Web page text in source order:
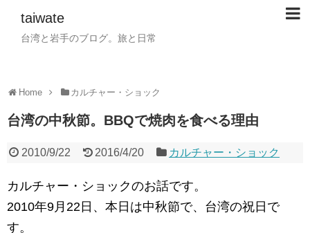
taiwate
台湾と岩手のブログ。旅と日常
Home カルチャー・ショック
台湾の中秋節。BBQで焼肉を食べる理由
2010/9/22 2016/4/20 カルチャー・ショック
カルチャー・ショックのお話です。
2010年9月22日、本日は中秋節で、台湾の祝日で
す。